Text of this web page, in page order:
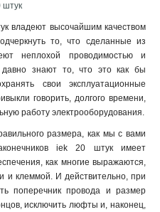
штук
владеют высочайшим качеством
то, что сделанные из
неплохой проводимостью и
давно знают то, что это как бы
свои эксплуатационные
говорить, долгого времени,
работу электрооборудования.
размера, как мы с вами
iek 20 штук имеет
как многие выражаются,
и клеммой. И действительно, при
поперечник провода и размер
исключить люфты и, наконец,